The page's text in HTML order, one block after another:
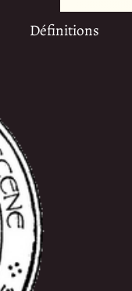
Définitions